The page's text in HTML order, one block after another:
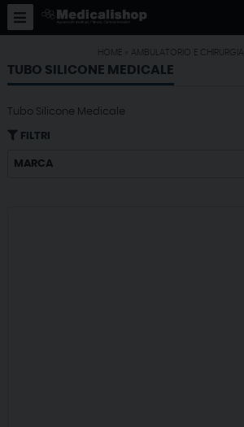
HOME AMBULATORIO E CHIRURGIA
TUBO SILICONE MEDICALE
Tubo Silicone Medicale
FILTRI
MARCA